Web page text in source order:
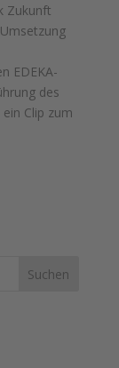
Zukunft
EDEKA-
des
Clip zum
Suchen